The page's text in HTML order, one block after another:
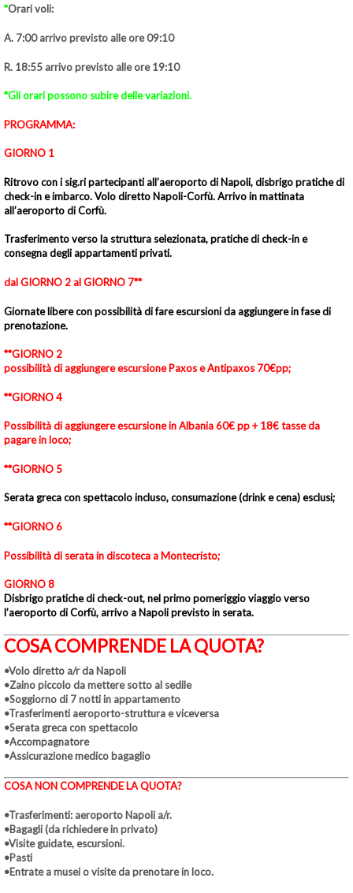
*Orari voli:
A. 7:00 arrivo previsto alle ore 09:10
R. 18:55 arrivo previsto alle ore 19:10
*Gli orari possono subire delle variazioni.
PROGRAMMA:
GIORNO 1
Ritrovo con i sig.ri partecipanti all’aeroporto di Napoli, disbrigo pratiche di
check-in e imbarco. Volo diretto Napoli-Corfù. Arrivo in mattinata
all’aeroporto di Corfù.
Trasferimento verso la struttura selezionata, pratiche di check-in e
consegna degli appartamenti privati.
dal GIORNO 2 al GIORNO 7**
Giornate libere con possibilità di fare escursioni da aggiungere in fase di
prenotazione.
**GIORNO 2
possibilità di aggiungere escursione Paxos e Antipaxos 70€pp;
**GIORNO 4
Possibilità di aggiungere escursione in Albania 60€ pp + 18€ tasse da
pagare in loco;
**GIORNO 5
Serata greca con spettacolo incluso, consumazione (drink e cena) esclusi;
**GIORNO 6
Possibilità di serata in discoteca a Montecristo;
GIORNO 8
Disbrigo pratiche di check-out, nel primo pomeriggio viaggio verso
l’aeroporto di Corfù, arrivo a Napoli previsto in serata.
COSA COMPRENDE LA QUOTA?
•Volo diretto a/r da Napoli
•Zaino piccolo da mettere sotto al sedile
•Soggiorno di 7 notti in appartamento
•Trasferimenti aeroporto-struttura e viceversa
•Serata greca con spettacolo
•Accompagnatore
•Assicurazione medico bagaglio
COSA NON COMPRENDE LA QUOTA?
•Trasferimenti: aeroporto Napoli a/r.
•Bagagli (da richiedere in privato)
•Visite guidate, escursioni.
•Pasti
•Entrate a musei o visite da prenotare in loco.